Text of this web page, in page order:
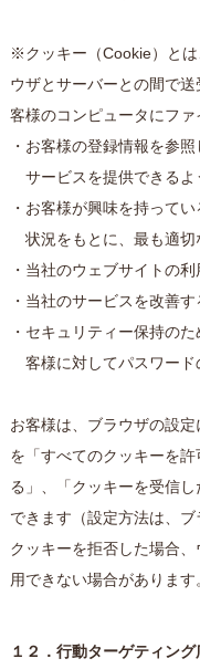
※クッキー（Cookie）と
ウザとサーバーとの間で
客様のコンピュータにファ
・お客様の登録情報を参
サービスを提供できるよ
・お客様が興味を持って
状況をもとに、最も適
・当社のウェブサイトの
・当社のサービスを改善す
・セキュリティー保持の
客様に対してパスワー
お客様は、ブラウザの設
を「すべてのクッキーを
る」、「クッキーを受信
できます（設定方法は、ブ
クッキーを拒否した場合
用できない場合があります
１２．行動ターゲティン